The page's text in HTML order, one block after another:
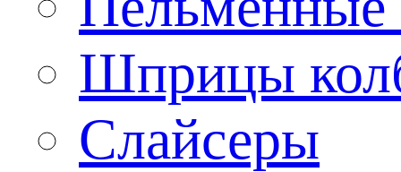
Шприцы
Слайсеры